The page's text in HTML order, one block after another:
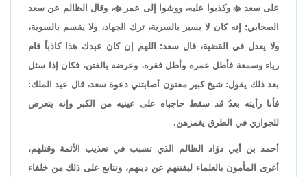
على سعدوكذبوا عليه، ووشوا إلى عمر، وقال الظالم عن سعد
الصحابي: إنه كان لا يسير بالسرية، ترك الجهاد، ولا يقسم بالسوية،
ولا يعدل في القضية، قال سعد: اللهم إن كان عبدك هذا كاذباً قام
رياء وسمعة فأطل عمره وأطل فقره، وعرضه بالفتن، فكان إذا سئل
بعد ذلك يقول: شيخ كبير مفتون أصابتني دعوة سعد، قال عبد الملك:
فأنا رأيته بعدُ قد سقط حاجباه على عينيه من الكبر وإنه يتعرض
للجواري في الطرق يغمزهن.
أحمد بن أبي دؤاد الظالم الذي تسبب في تعذيب الأئمة وقتلهم،
أغرى المأمون بالعلماء ليفتنهم عن دينهم، وتتابع على ذلك من خلفاء